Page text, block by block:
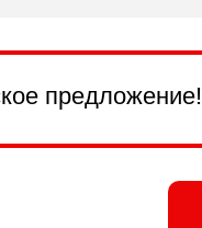
предложение!